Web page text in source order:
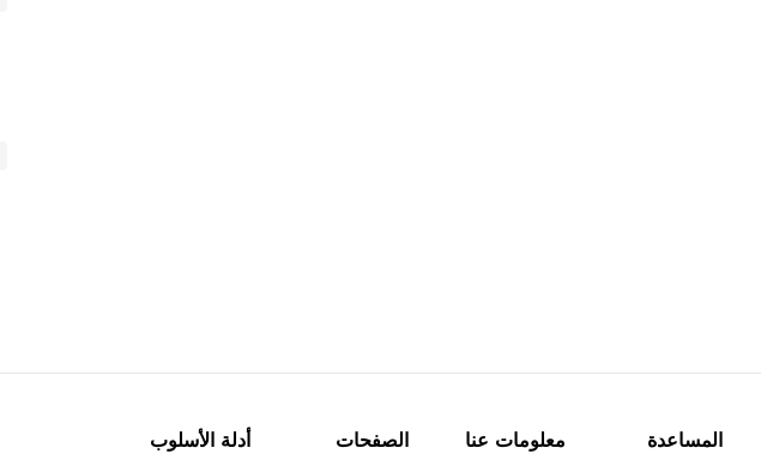
المساعدة معلومات عنا الصفحات أدلة الأسلوب